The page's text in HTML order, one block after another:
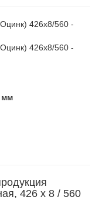
мм
426 х 8 / 560